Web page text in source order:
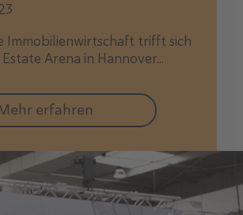
Immobilienwirtschaft trifft sich
Arena in Hannover...
erfahren